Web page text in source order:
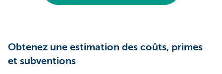
Obtenez une estimation des coûts, primes
et subventions